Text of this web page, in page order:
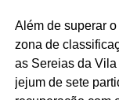
Além de superar
zona de
as Sereias da
jejum de sete